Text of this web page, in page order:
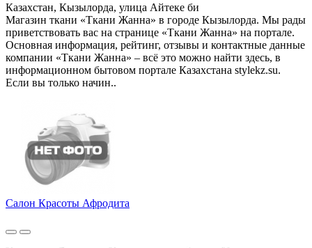
Казахстан, Кызылорда, улица Айтеке би
Магазин ткани «Ткани Жанна» в городе Кызылорда. Мы рады
приветствовать вас на странице «Ткани Жанна» на портале.
Основная информация, рейтинг, отзывы и контактные данные
компании «Ткани Жанна» – всё это можно найти здесь, в
информационном бытовом портале Казахстана stylekz.su.
Если вы только начин..
Салон Красоты Афродита